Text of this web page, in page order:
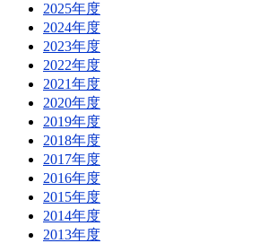
2025年度
2024年度
2023年度
2022年度
2021年度
2020年度
2019年度
2018年度
2017年度
2016年度
2015年度
2014年度
2013年度